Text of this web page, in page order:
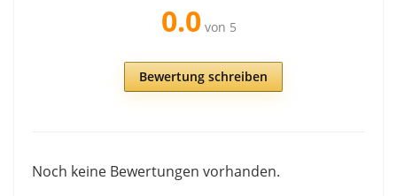
0.0 von 5
Bewertung schreiben
Noch keine Bewertungen vorhanden.